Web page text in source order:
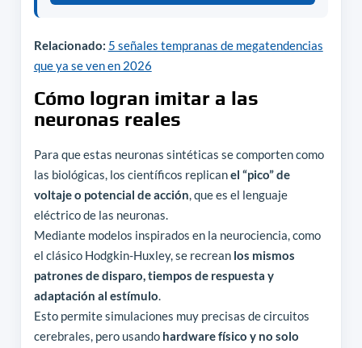
Relacionado: 5 señales tempranas de megatendencias
que ya se ven en 2026
Cómo logran imitar a las
neuronas reales
Para que estas neuronas sintéticas se comporten como
las biológicas, los científicos replicanel “pico” de
voltaje o potencial de acción, que es el lenguaje
eléctrico de las neuronas.
Mediante modelos inspirados en la neurociencia, como
el clásico Hodgkin-Huxley, se recrean los mismos
patrones de disparo, tiempos de respuesta y
adaptación al estímulo.
Esto permite simulaciones muy precisas de circuitos
cerebrales, pero usando hardware físico y no solo